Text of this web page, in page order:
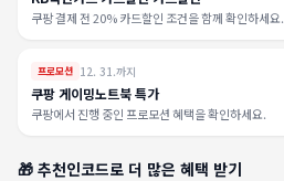
쿠팡 결제 전 20% 카드할인 조건을 함께 확인하세요.
프로모션 12. 31.까지
쿠팡 게이밍노트북 특가
쿠팡에서 진행 중인 프로모션 혜택을 확인하세요.
🎁 추천인코드로 더 많은 혜택 받기